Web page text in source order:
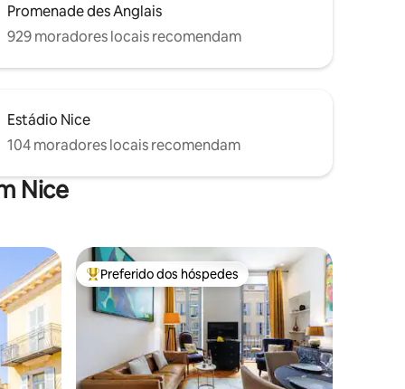
Promenade des Anglais
929 moradores locais recomendam
Estádio Nice
104 moradores locais recomendam
Nice
hóspedes Entre os melhores preferidos dos hóspedes
Preferido dos hóspedes